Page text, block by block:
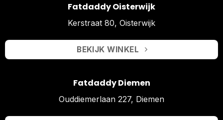
Fatdaddy Oisterwijk
Kerstraat 80, Oisterwijk
BEKIJK WINKEL
Fatdaddy Diemen
Ouddiemerlaan 227, Diemen